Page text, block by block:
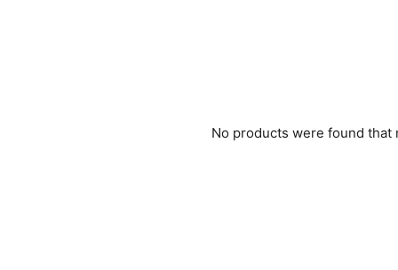
No products were found